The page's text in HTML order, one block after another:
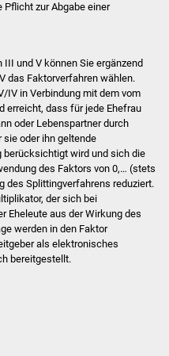
Volkshochschule
Kirchen
Lokale Agenda
Jugendhaus
Fachteam Jugend
Kinder- und
Familienzentrum
zur Abgabe einer
und V können Sie ergänzend
das Faktorverfahren wählen.
IV in Verbindung mit dem vom
erreicht, dass für jede Ehefrau
oder Lebenspartner durch
oder ihn geltende
berücksichtigt wird und sich die
des Faktors von 0,… (stets
des Splittingverfahrens reduziert.
der sich bei
Eheleute aus der Wirkung des
werden in den Faktor
als elektronisches
bereitgestellt.